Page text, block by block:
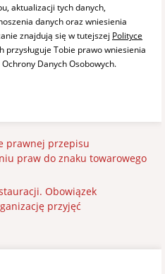
aktualizacji tych danych,
danych oraz wniesienia
znajdują się w tutejszej Polityce
przysługuje Tobie prawo wniesienia
Danych Osobowych.
prawnej przepisu
praw do znaku towarowego
Obowiązek
przyjęć